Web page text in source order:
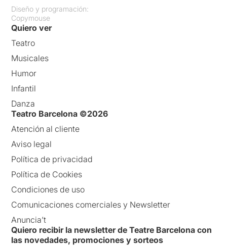
Diseño y programación:
Copymouse
Quiero ver
Teatro
Musicales
Humor
Infantil
Danza
Teatro Barcelona ©2026
Atención al cliente
Aviso legal
Política de privacidad
Política de Cookies
Condiciones de uso
Comunicaciones comerciales y Newsletter
Anuncia’t
Quiero recibir la newsletter de Teatre Barcelona con
las novedades, promociones y sorteos